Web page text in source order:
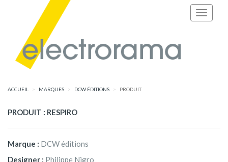
ACCUEIL MARQUES DCW ÉDITIONS PRODUIT
PRODUIT : RESPIRO
Marque : DCW éditions
Designer : Philippe Nigro